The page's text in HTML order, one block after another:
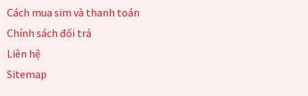
Cách mua sim và thanh toán
Chính sách đổi trả
Liên hệ
Sitemap